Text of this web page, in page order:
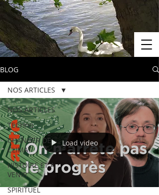
BLOG
NOS ARTICLES
TECHno
CHANGER DE
CLIMAT
HISTOIRE ET A
VENIR
SPIRITUEL
NOS ARTICLES
Load video